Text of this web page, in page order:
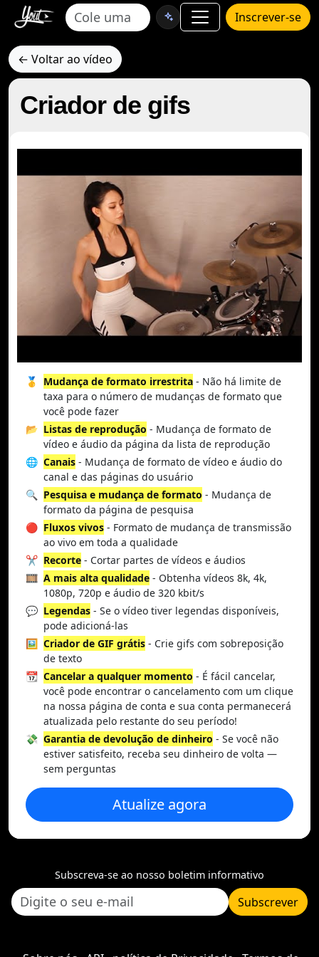
Inscrever-se
← Voltar ao vídeo
Criador de gifs
🥇 Mudança de formato irrestrita - Não há limite de
taxa para o número de mudanças de formato que
você pode fazer
📂 Listas de reprodução - Mudança de formato de
vídeo e áudio da página da lista de reprodução
🌐 Canais - Mudança de formato de vídeo e áudio do
canal e das páginas do usuário
🔍 Pesquisa e mudança de formato - Mudança de
formato da página de pesquisa
🔴 Fluxos vivos - Formato de mudança de transmissão
ao vivo em toda a qualidade
✂️ Recorte - Cortar partes de vídeos e áudios
🎞️ A mais alta qualidade - Obtenha vídeos 8k, 4k,
1080p, 720p e áudio de 320 kbit/s
💬 Legendas - Se o vídeo tiver legendas disponíveis,
pode adicioná-las
🖼️ Criador de GIF grátis - Crie gifs com sobreposição
de texto
📆 Cancelar a qualquer momento - É fácil cancelar,
você pode encontrar o cancelamento com um clique
na nossa página de conta e sua conta permanecerá
atualizada pelo restante do seu período!
💸 Garantia de devolução de dinheiro - Se você não
estiver satisfeito, receba seu dinheiro de volta —
sem perguntas
Atualize agora
Subscreva-se ao nosso boletim informativo
Subscrever